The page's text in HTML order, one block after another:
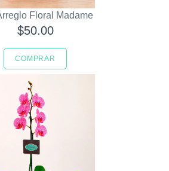
Floral Madame
$50.00
COMPRAR